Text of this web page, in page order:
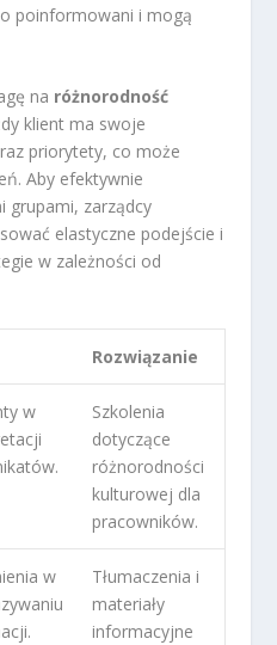
poinformowani i mogą
na różnorodność
klient ma swoje
priorytety, co może
Aby efektywnie
grupami, zarządcy
elastyczne podejście i
w zależności od
Rozwiązanie
w
Szkolenia
dotyczące
różnorodności
kulturowej dla
pracowników.
w
Tłumaczenia i
materiały
informacyjne